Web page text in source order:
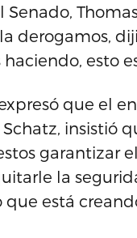
derogamos,
esto
que el
insistió
garantizar
la
está